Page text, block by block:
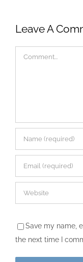
Leave A
Save my name,
the next time I